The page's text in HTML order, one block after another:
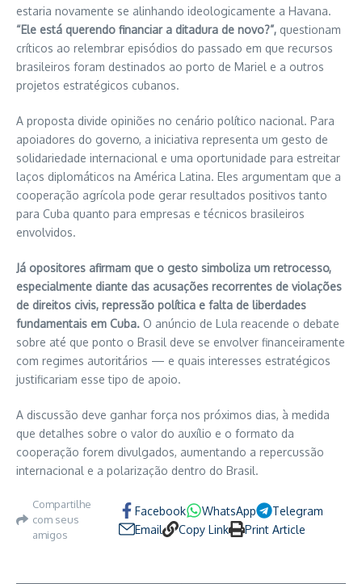
estaria novamente se alinhando ideologicamente a Havana.
“Ele está querendo financiar a ditadura de novo?”, questionam
críticos ao relembrar episódios do passado em que recursos
brasileiros foram destinados ao porto de Mariel e a outros
projetos estratégicos cubanos.
A proposta divide opiniões no cenário político nacional. Para
apoiadores do governo, a iniciativa representa um gesto de
solidariedade internacional e uma oportunidade para estreitar
laços diplomáticos na América Latina. Eles argumentam que a
cooperação agrícola pode gerar resultados positivos tanto
para Cuba quanto para empresas e técnicos brasileiros
envolvidos.
Já opositores afirmam que o gesto simboliza um retrocesso,
especialmente diante das acusações recorrentes de violações
de direitos civis, repressão política e falta de liberdades
fundamentais em Cuba. O anúncio de Lula reacende o debate
sobre até que ponto o Brasil deve se envolver financeiramente
com regimes autoritários — e quais interesses estratégicos
justificariam esse tipo de apoio.
A discussão deve ganhar força nos próximos dias, à medida
que detalhes sobre o valor do auxílio e o formato da
cooperação forem divulgados, aumentando a repercussão
internacional e a polarização dentro do Brasil.
Compartilhe
com seus
amigos
Facebook WhatsApp
Telegram
Email
Copy Link Print Article